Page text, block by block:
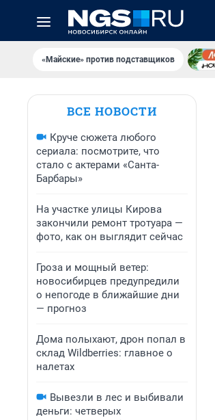
«Майские» против подставщиков
ВСЕ НОВОСТИ
Круче сюжета любого
сериала: посмотрите, что
стало с актерами «Санта-
Барбары»
На участке улицы Кирова
закончили ремонт тротуара —
фото, как он выглядит сейчас
Гроза и мощный ветер:
новосибирцев предупредили
о непогоде в ближайшие дни
— прогноз
Дома полыхают, дрон попал в
склад Wildberries: главное о
налетах
Вывезли в лес и выбивали
деньги: четверых